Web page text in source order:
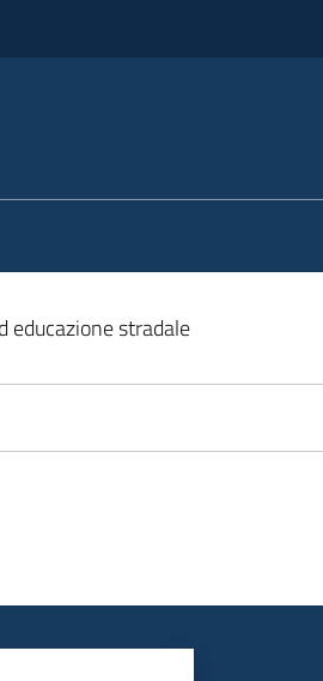
educazione stradale